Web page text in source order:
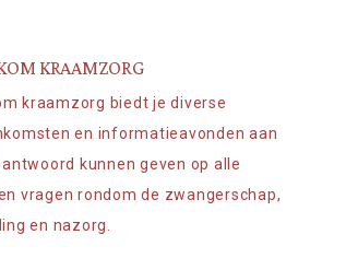
KRAAMZORG
kraamzorg biedt je diverse
en informatieavonden aan
kunnen geven op alle
vragen rondom de zwangerschap,
en nazorg.